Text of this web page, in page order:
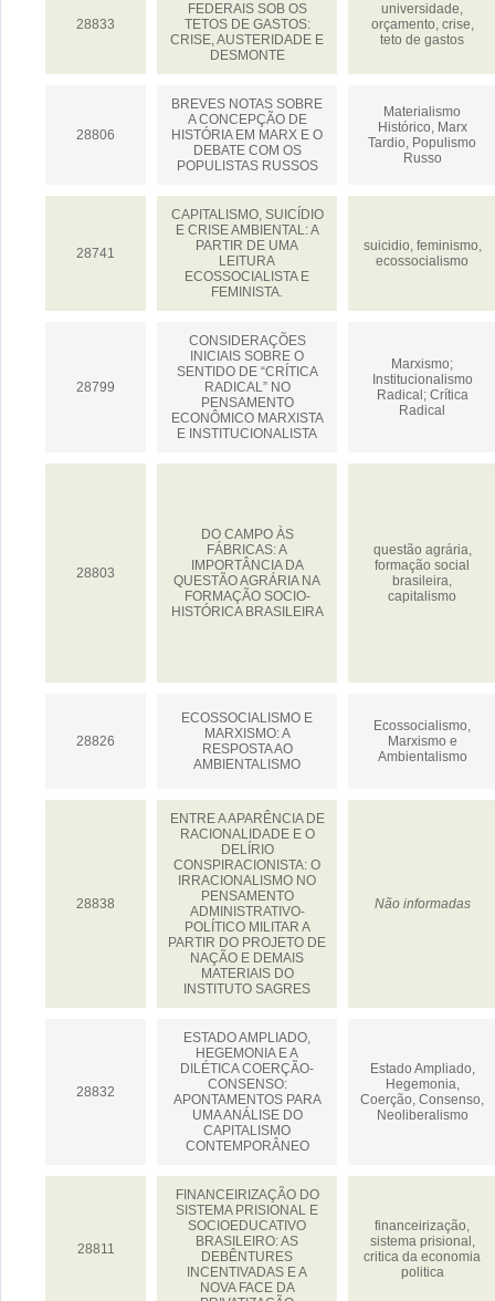
28833
FEDERAIS SOB OS
TETOS DE GASTOS:
CRISE, AUSTERIDADE E
DESMONTE
universidade,
orçamento, crise,
teto de gastos
28806
BREVES NOTAS SOBRE
A CONCEPÇÃO DE
HISTÓRIA EM MARX E O
DEBATE COM OS
POPULISTAS RUSSOS
Materialismo
Histórico, Marx
Tardio, Populismo
Russo
28741
CAPITALISMO, SUICÍDIO
E CRISE AMBIENTAL: A
PARTIR DE UMA
LEITURA
ECOSSOCIALISTA E
FEMINISTA.
suicidio, feminismo,
ecossocialismo
28799
CONSIDERAÇÕES
INICIAIS SOBRE O
SENTIDO DE “CRÍTICA
RADICAL” NO
PENSAMENTO
ECONÔMICO MARXISTA
E INSTITUCIONALISTA
Marxismo;
Institucionalismo
Radical; Crítica
Radical
28803
DO CAMPO ÀS
FÁBRICAS: A
IMPORTÂNCIA DA
QUESTÃO AGRÁRIA NA
FORMAÇÃO SOCIO-
HISTÓRICA BRASILEIRA
questão agrária,
formação social
brasileira,
capitalismo
28826
ECOSSOCIALISMO E
MARXISMO: A
RESPOSTA AO
AMBIENTALISMO
Ecossocialismo,
Marxismo e
Ambientalismo
28838
ENTRE A APARÊNCIA DE
RACIONALIDADE E O
DELÍRIO
CONSPIRACIONISTA: O
IRRACIONALISMO NO
PENSAMENTO
ADMINISTRATIVO-
POLÍTICO MILITAR A
PARTIR DO PROJETO DE
NAÇÃO E DEMAIS
MATERIAIS DO
INSTITUTO SAGRES
Não informadas
28832
ESTADO AMPLIADO,
HEGEMONIA E A
DILÉTICA COERÇÃO-
CONSENSO:
APONTAMENTOS PARA
UMA ANÁLISE DO
CAPITALISMO
CONTEMPORÂNEO
Estado Ampliado,
Hegemonia,
Coerção, Consenso,
Neoliberalismo
28811
FINANCEIRIZAÇÃO DO
SISTEMA PRISIONAL E
SOCIOEDUCATIVO
BRASILEIRO: AS
DEBÊNTURES
INCENTIVADAS E A
NOVA FACE DA
financeirização,
sistema prisional,
critica da economia
politica